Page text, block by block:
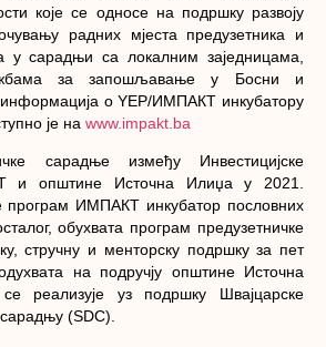
које се односе на подршку развоју
радних мјеста предузетника и
у сарадњи са локалним заједницама,
за запошљавање у Босни и
о YEP/ИМПАКТ инкубатору
је на www.impakt.ba
сарадње између Инвестицијске
и општине Источна Илиџа у 2021.
програм ИМПАКТ инкубатор пословних
обухвата програм предузетничке
стручну и менторску подршку за пет
на подручју општине Источна
реализује уз подршку Швајцарске
сарадњу (SDC).